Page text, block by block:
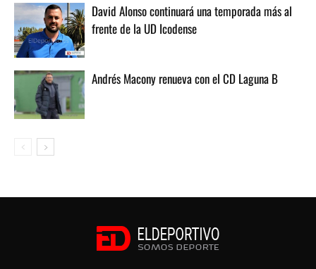
David Alonso continuará una temporada más al
frente de la UD Icodense
Andrés Macony renueva con el CD Laguna B